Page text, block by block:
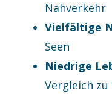
Nahverkehr
Vielfältige
Seen
Niedrige
Vergleich